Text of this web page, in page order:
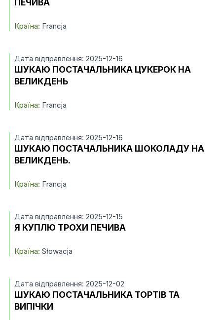
ПЕЧИВА
Країна: Francja
Дата відправлення: 2025-12-16
ШУКАЮ ПОСТАЧАЛЬНИКА ЦУКЕРОК НА
ВЕЛИКДЕНЬ
Країна: Francja
Дата відправлення: 2025-12-16
ШУКАЮ ПОСТАЧАЛЬНИКА ШОКОЛАДУ НА
ВЕЛИКДЕНЬ.
Країна: Francja
Дата відправлення: 2025-12-15
Я КУПЛЮ ТРОХИ ПЕЧИВА
Країна: Słowacja
Дата відправлення: 2025-12-02
ШУКАЮ ПОСТАЧАЛЬНИКА ТОРТІВ ТА
ВИПІЧКИ